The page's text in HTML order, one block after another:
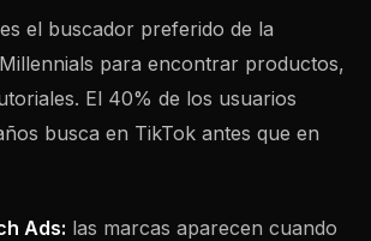
el buscador preferido de la
para encontrar productos,
El 40% de los usuarios
busca en TikTok antes que en
Ads: las marcas aparecen cuando